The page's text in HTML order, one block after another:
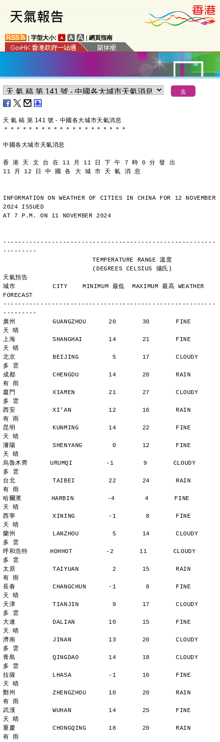
字型大小: 網頁指南
天 氣 稿 第 141 號 - 中國各大城市天氣消息
＊ ＊ ＊ ＊ ＊ ＊ ＊ ＊ ＊ ＊ ＊ ＊ ＊ ＊ ＊ ＊ ＊ ＊ ＊ ＊
中國各大城市天氣消息
香 港 天 文 台 在 11 月 11 日 下 午 7 時 0 分 發 出
11 月 12 日 中 國 各 大 城 市 天 氣 消 息
INFORMATION ON WEATHER OF CITIES IN CHINA FOR 12 NOVEMBER
2024 ISSUED
AT 7 P.M. ON 11 NOVEMBER 2024
---------------------------------------------------------
---------
                        TEMPERATURE RANGE 溫度
天氣預告
城市          CITY    MINIMUM 最低  MAXIMUM 最高 WEATHER
FORECAST
---------------------------------------------------------
---------
廣州          GUANGZHOU      20       30       FINE
天 晴
上海          SHANGHAI       14       21       FINE
天 晴
北京          BEIJING         5       17       CLOUDY
多 雲
成都          CHENGDU        14       20       RAIN
有 雨
廈門          XIAMEN         21       27       CLOUDY
多 雲
西安          XI'AN          12       16       RAIN
有 雨
昆明          KUNMING        14       22       FINE
天 晴
瀋陽          SHENYANG        0       12       FINE
天 晴
烏魯木齊      URUMQI         -1        9       CLOUDY
多 雲
台北          TAIBEI         22       24       RAIN
有 雨
哈爾濱        HARBIN         -4        4       FINE
天 晴
西寧          XINING         -1        8       FINE
天 晴
蘭州          LANZHOU         5       14       CLOUDY
多 雲
呼和浩特      HOHHOT         -2       11       CLOUDY
多 雲
太原          TAIYUAN         2       15       RAIN
有 雨
長春          CHANGCHUN      -1        8       FINE
天 晴
天津          TIANJIN         9       17       CLOUDY
多 雲
大連          DALIAN         10       15       FINE
天 晴
濟南          JINAN          13       20       CLOUDY
多 雲
青島          QINGDAO        14       18       CLOUDY
多 雲
拉薩          LHASA          -1       16       FINE
天 晴
鄭州          ZHENGZHOU      10       20       RAIN
有 雨
武漢          WUHAN          14       25       FINE
天 晴
重慶          CHONGQING      18       20       RAIN
有 雨